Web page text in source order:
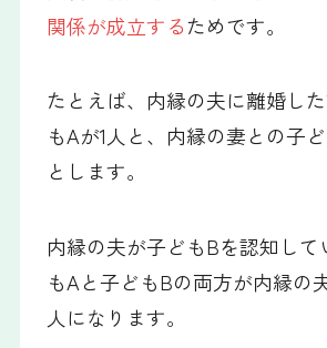
関係が成立するためです。
たとえば、内縁の夫に離婚し
もAが1人と、内縁の妻との子
とします。
内縁の夫が子どもBを認知して
もAと子どもBの両方が内縁の
人になります。